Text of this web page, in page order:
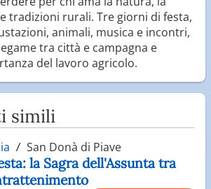
tradizioni rurali. Tre giorni di festa,
animali, musica e incontri,
tra città e campagna e
del lavoro agricolo.
simili
San Donà di Piave
la Sagra dell'Assunta tra